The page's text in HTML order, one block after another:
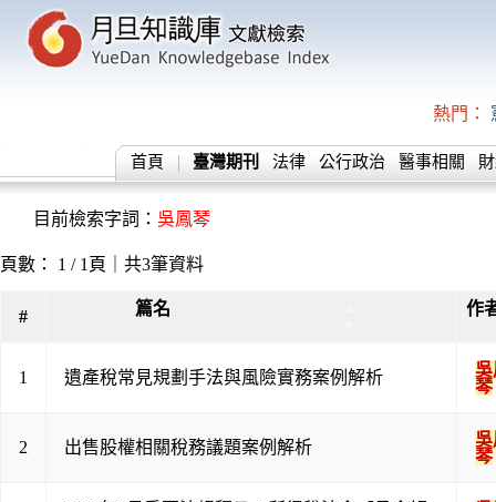
熱門：
首頁 臺灣期刊 法律 公行政治 醫事相關
目前檢索字詞： 吳鳳琴
頁數： 1 / 1頁｜共3筆資料
# 篇名 作
1 遺產稅常見規劃手法與風險實務案例解析
琴
2 出售股權相關稅務議題案例解析
琴